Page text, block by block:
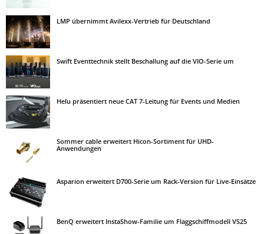
LMP übernimmt Avilexx-Vertrieb für Deutschland
Swift Eventtechnik stellt Beschallung auf die VIO-Serie um
Helu präsentiert neue CAT 7-Leitung für Events und Medien
Sommer cable erweitert Hicon-Sortiment für UHD-
Anwendungen
Asparion erweitert D700-Serie um Rack-Version für Live-Einsätze
BenQ erweitert InstaShow-Familie um Flaggschiffmodell VS25